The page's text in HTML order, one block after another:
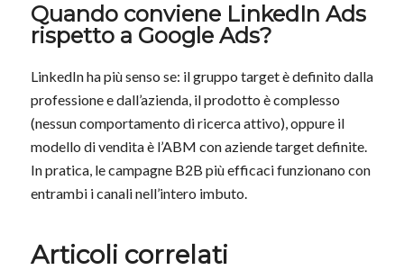
Quando conviene LinkedIn Ads
rispetto a Google Ads?
LinkedIn ha più senso se: il gruppo target è definito dalla
professione e dall’azienda, il prodotto è complesso
(nessun comportamento di ricerca attivo), oppure il
modello di vendita è l’ABM con aziende target definite.
In pratica, le campagne B2B più efficaci funzionano con
entrambi i canali nell’intero imbuto.
Articoli correlati